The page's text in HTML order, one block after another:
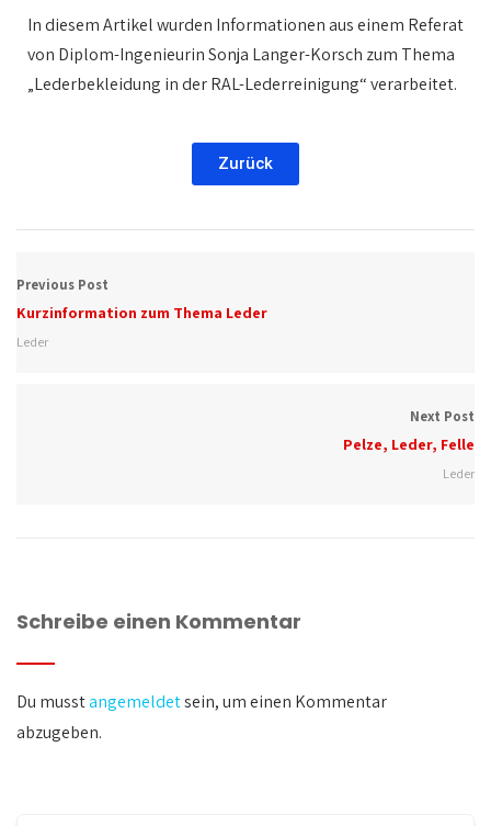
In diesem Artikel wurden Informationen aus einem Referat
von Diplom-Ingenieurin Sonja Langer-Korsch zum Thema
„Lederbekleidung in der RAL-Lederreinigung“ verarbeitet.
Zurück
Previous Post
Kurzinformation zum Thema Leder
Leder
Next Post
Pelze, Leder, Felle
Leder
Schreibe einen Kommentar
Du musstangemeldetsein, um einen Kommentar
abzugeben.